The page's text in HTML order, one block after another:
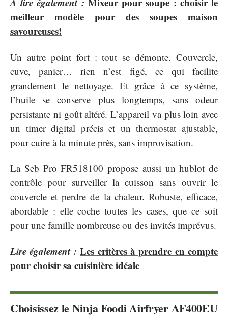
meilleur modèle pour des soupes maison
savoureuses!
Un autre point fort : tout se démonte. Couvercle,
cuve, panier… rien n’est figé, ce qui facilite
grandement le nettoyage. Et grâce à ce système,
l’huile se conserve plus longtemps, sans odeur
persistante ni goût altéré. L’appareil va plus loin avec
un timer digital précis et un thermostat ajustable,
pour cuire à la minute près, sans improvisation.
La Seb Pro FR518100 propose aussi un hublot de
contrôle pour surveiller la cuisson sans ouvrir le
couvercle et perdre de la chaleur. Robuste, efficace,
abordable : elle coche toutes les cases, que ce soit
pour une famille nombreuse ou des invités imprévus.
Lire également : Les critères à prendre en compte
pour choisir sa cuisinière idéale
Choisissez le Ninja Foodi Airfryer AF400EU